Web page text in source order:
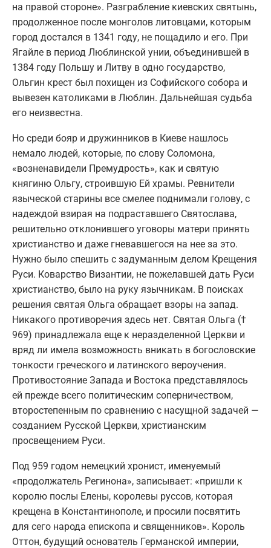
на правой стороне». Разграбление киевских святынь,
продолженное после монголов литовцами, которым
город достался в 1341 году, не пощадило и его. При
Ягайле в период Люблинской унии, объединившей в
1384 году Польшу и Литву в одно государство,
Ольгин крест был похищен из Софийского собора и
вывезен католиками в Люблин. Дальнейшая судьба
его неизвестна.
Но среди бояр и дружинников в Киеве нашлось
немало людей, которые, по слову Соломона,
«возненавидели Премудрость», как и святую
княгиню Ольгу, строившую Ей храмы. Ревнители
языческой старины все смелее поднимали голову, с
надеждой взирая на подраставшего Святослава,
решительно отклонившего уговоры матери принять
христианство и даже гневавшегося на нее за это.
Нужно было спешить с задуманным делом Крещения
Руси. Коварство Византии, не пожелавшей дать Руси
христианство, было на руку язычникам. В поисках
решения святая Ольга обращает взоры на запад.
Никакого противоречия здесь нет. Святая Ольга (†
969) принадлежала еще к неразделенной Церкви и
вряд ли имела возможность вникать в богословские
тонкости греческого и латинского вероучения.
Противостояние Запада и Востока представлялось
ей прежде всего политическим соперничеством,
второстепенным по сравнению с насущной задачей —
созданием Русской Церкви, христианским
просвещением Руси.
Под 959 годом немецкий хронист, именуемый
«продолжатель Регинона», записывает: «пришли к
королю послы Елены, королевы руссов, которая
крещена в Константинополе, и просили посвятить
для сего народа епископа и священников». Король
Оттон, будущий основатель Германской империи,